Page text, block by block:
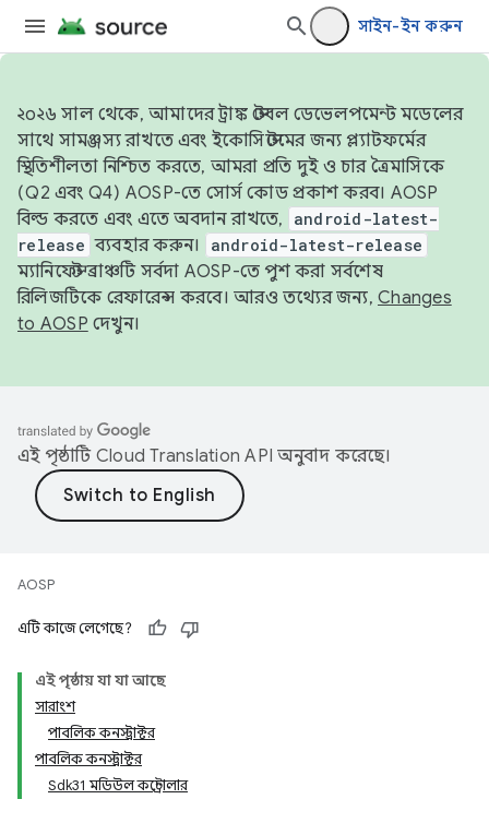
সাইন-ইন করুন
২০২৬ সাল থেকে, আমাদের ট্রাঙ্ক স্টেবল ডেভেলপমেন্ট মডেলের
সাথে সামঞ্জস্য রাখতে এবং ইকোসিস্টেমের জন্য প্ল্যাটফর্মের
স্থিতিশীলতা নিশ্চিত করতে, আমরা প্রতি দুই ও চার ত্রৈমাসিকে
(Q2 এবং Q4) AOSP-তে সোর্স কোড প্রকাশ করব। AOSP
বিল্ড করতে এবং এতে অবদান রাখতে,
android-latest-
release ব্যবহার করুন। android-latest-release
ম্যানিফেস্ট ব্রাঞ্চটি সর্বদা AOSP-তে পুশ করা সর্বশেষ
রিলিজটিকে রেফারেন্স করবে। আরও তথ্যের জন্য, Changes
to AOSP দেখুন।
এই পৃষ্ঠাটি Cloud Translation API অনুবাদ করেছে।
AOSP
এটি কাজে লেগেছে?
এই পৃষ্ঠায় যা যা আছে
সারাংশ
পাবলিক কনস্ট্রাক্টর
পাবলিক কনস্ট্রাক্টর
Sdk31 মডিউল কন্ট্রোলার